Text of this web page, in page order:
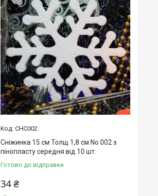
СНС002
Сніжинка 15 см Толщ 1,8 см No 002 з
пінопласту середня від 10 шт.
Готово до відправки
34 ₴